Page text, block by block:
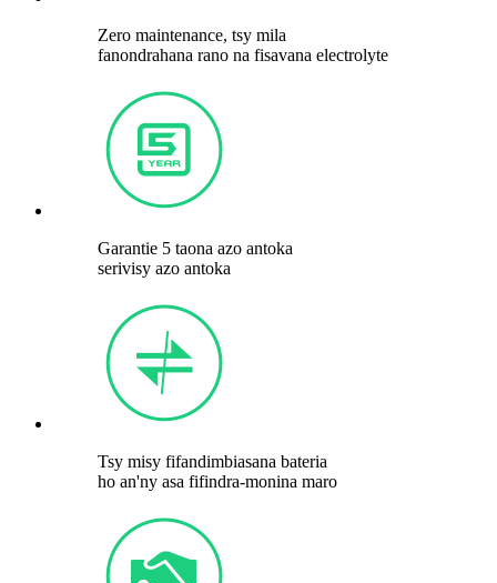
Zero maintenance, tsy mila
fanondrahana rano na fisavana electrolyte
Garantie 5 taona azo antoka
serivisy azo antoka
Tsy misy fifandimbiasana bateria
ho an'ny asa fifindra-monina maro